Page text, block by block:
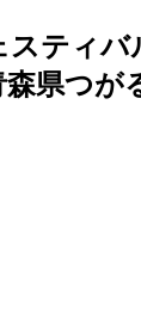
ティ
県つが